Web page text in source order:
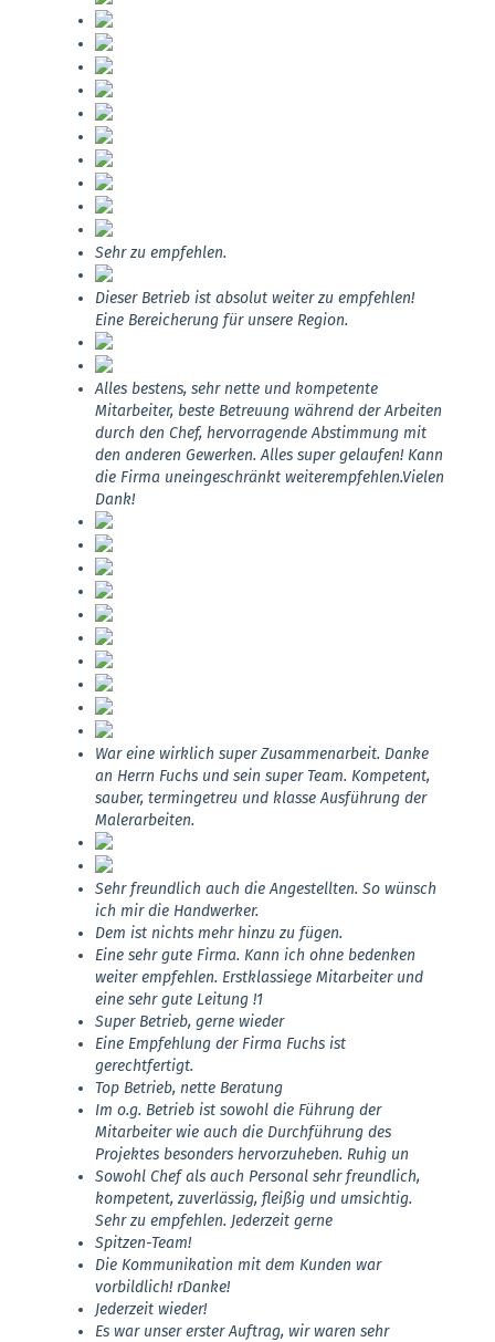
Sehr zu empfehlen.
Dieser Betrieb ist absolut weiter zu empfehlen!
Eine Bereicherung für unsere Region.
Alles bestens, sehr nette und kompetente
Mitarbeiter, beste Betreuung während der Arbeiten
durch den Chef, hervorragende Abstimmung mit
den anderen Gewerken. Alles super gelaufen! Kann
die Firma uneingeschränkt weiterempfehlen.Vielen
Dank!
War eine wirklich super Zusammenarbeit. Danke
an Herrn Fuchs und sein super Team. Kompetent,
sauber, termingetreu und klasse Ausführung der
Malerarbeiten.
Sehr freundlich auch die Angestellten. So wünsch
ich mir die Handwerker.
Dem ist nichts mehr hinzu zu fügen.
Eine sehr gute Firma. Kann ich ohne bedenken
weiter empfehlen. Erstklassiege Mitarbeiter und
eine sehr gute Leitung !1
Super Betrieb, gerne wieder
Eine Empfehlung der Firma Fuchs ist
gerechtfertigt.
Top Betrieb, nette Beratung
Im o.g. Betrieb ist sowohl die Führung der
Mitarbeiter wie auch die Durchführung des
Projektes besonders hervorzuheben. Ruhig un
Sowohl Chef als auch Personal sehr freundlich,
kompetent, zuverlässig, fleißig und umsichtig.
Sehr zu empfehlen. Jederzeit gerne
Spitzen-Team!
Die Kommunikation mit dem Kunden war
vorbildlich! rDanke!
Jederzeit wieder!
Es war unser erster Auftrag, wir waren sehr